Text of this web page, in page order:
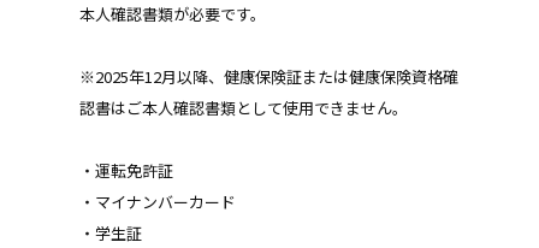
本人確認書類が必要です。
※2025年12月以降、健康保険証または健康保険資格確
認書はご本人確認書類として使用できません。
・運転免許証
・マイナンバーカード
・学生証